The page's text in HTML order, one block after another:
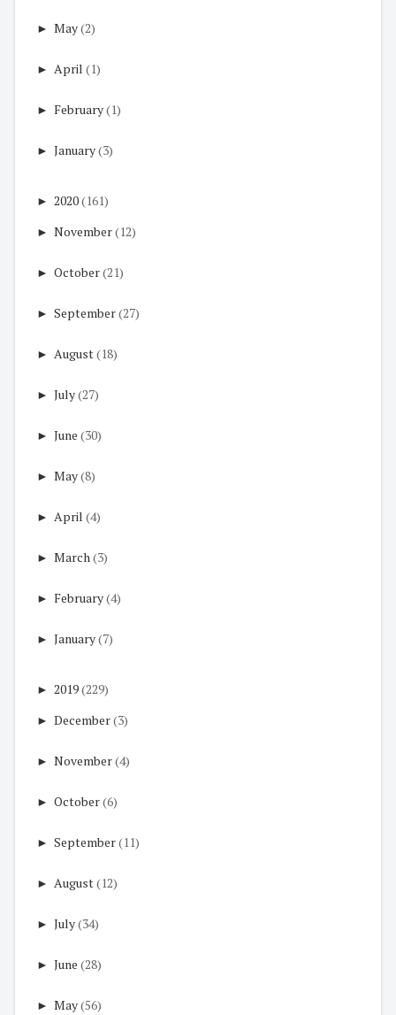
► May(2)
► April (1)
► February(1)
► January(3)
► 2020(161)
► November(12)
► October(21)
► September(27)
► August(18)
► July(27)
► June (30)
► May(8)
► April (4)
► March(3)
► February(4)
► January(7)
► 2019(229)
► December(3)
► November(4)
► October(6)
► September(11)
► August(12)
► July(34)
► June (28)
► May(56)